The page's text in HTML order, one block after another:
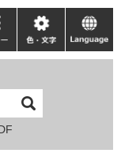
色・
文
language